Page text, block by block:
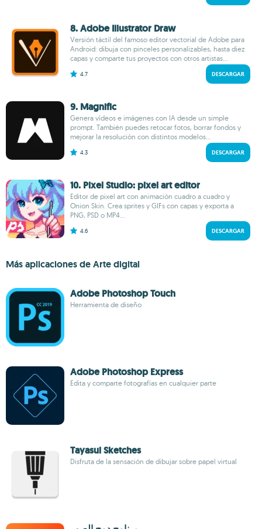
8. Adobe Illustrator Draw
Versión táctil del famoso editor vectorial de Adobe para
Android: dibuja con pinceles personalizables, hasta diez
capas y comparte tus proyectos con otros artistas...
4.7 DESCARGAR
9. Magnific
Genera vídeos e imágenes con IA desde un simple
prompt. También puedes retocar fotos, borrar fondos y
mejorar la resolución con distintos modelos...
4.3 DESCARGAR
10. Pixel Studio: pixel art editor
Editor de pixel art con animación cuadro a cuadro y
Onion Skin. Crea sprites y GIFs con capas y exporta a
PNG, PSD o MP4...
4.6 DESCARGAR
Más aplicaciones de Arte digital
Adobe Photoshop Touch
Herramienta de diseño
Adobe Photoshop Express
Edita y comparte fotografías en cualquier parte
Tayasui Sketches
Disfruta de la sensación de dibujar sobre papel virtual